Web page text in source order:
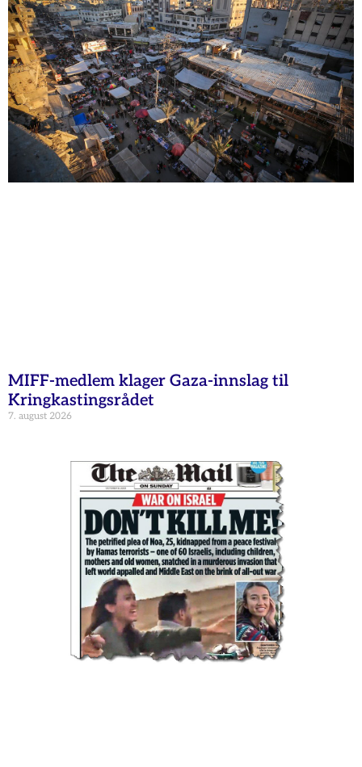
MIFF-medlem klager Gaza-innslag til
Kringkastingsrådet
7. august 2026